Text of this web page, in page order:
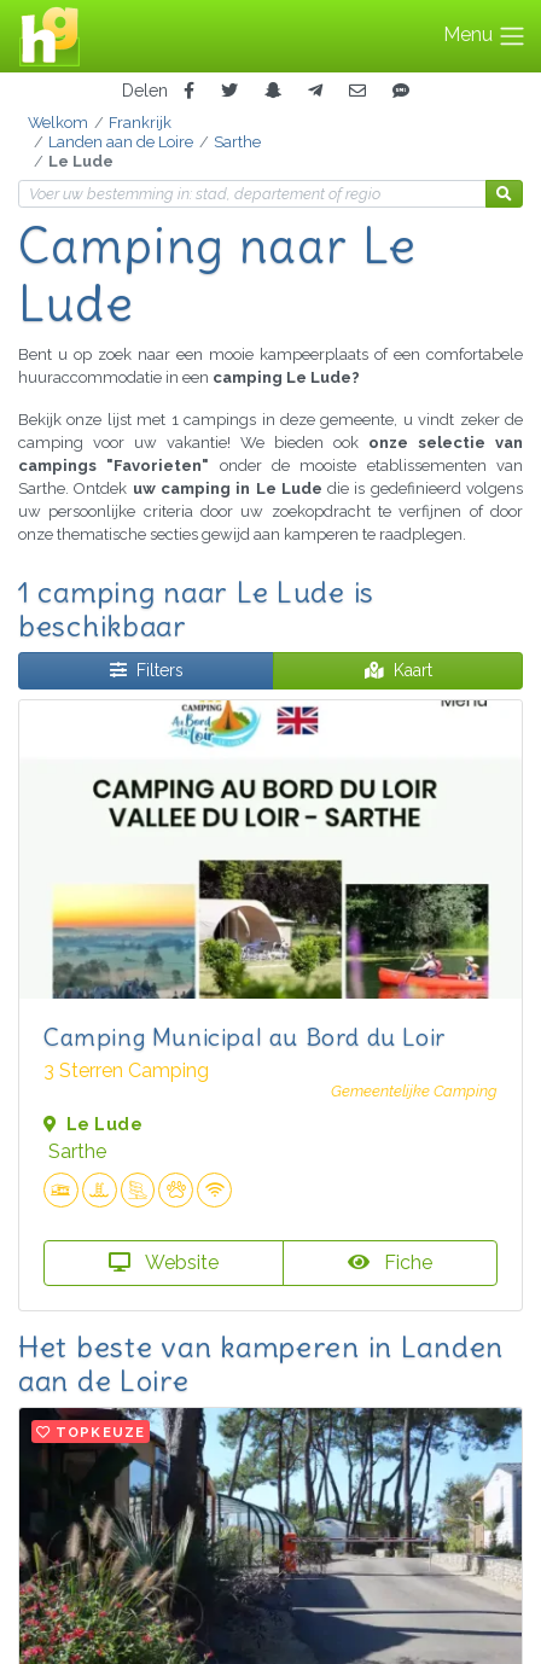
Menu
Delen
Welkom
Frankrijk
Landen aan de Loire
Sarthe
Le Lude
Camping naar Le
Lude
Bent u op zoek naar een mooie kampeerplaats of een comfortabele
huuraccommodatie in een camping Le Lude?
Bekijk onze lijst met 1 campings in deze gemeente, u vindt zeker de
camping voor uw vakantie! We bieden ook onze selectie van
campings "Favorieten" onder de mooiste etablissementen van
Sarthe. Ontdek uw camping in Le Lude die is gedefinieerd volgens
uw persoonlijke criteria door uw zoekopdracht te verfijnen of door
onze thematische secties gewijd aan kamperen te raadplegen.
1 camping naar Le Lude is
beschikbaar
Filters Kaart
Camping Municipal au Bord du Loir
3 Sterren Camping
Gemeentelijke Camping
Le Lude
Sarthe
Website Fiche
Het beste van kamperen in Landen
aan de Loire
TOPKEUZE